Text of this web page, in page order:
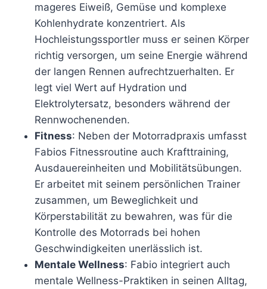
mageres Eiweiß, Gemüse und komplexe
Kohlenhydrate konzentriert. Als
Hochleistungssportler muss er seinen Körper
richtig versorgen, um seine Energie während
der langen Rennen aufrechtzuerhalten. Er
legt viel Wert auf Hydration und
Elektrolytersatz, besonders während der
Rennwochenenden.
Fitness: Neben der Motorradpraxis umfasst
Fabios Fitnessroutine auch Krafttraining,
Ausdauereinheiten und Mobilitätsübungen.
Er arbeitet mit seinem persönlichen Trainer
zusammen, um Beweglichkeit und
Körperstabilität zu bewahren, was für die
Kontrolle des Motorrads bei hohen
Geschwindigkeiten unerlässlich ist.
Mentale Wellness: Fabio integriert auch
mentale Wellness-Praktiken in seinen Alltag,